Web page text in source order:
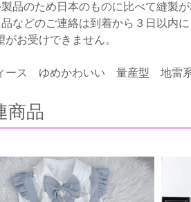
品のため日本のものに比べて縫製が
などのご連絡は到着から３日以内
がお受けできません。
ース ゆめかわいい 量産型 地
商品